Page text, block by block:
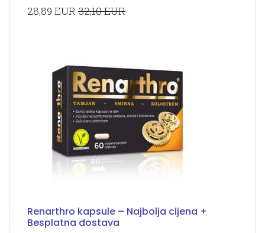
28,89 EUR 32,10 EUR
Renarthro kapsule – Najbolja cijena +
Besplatna dostava